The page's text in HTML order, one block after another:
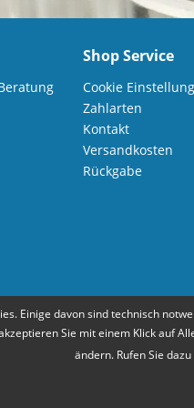
Shop Service
Cookie
Zahlarten
Kontakt
Versandkosten
Rückgabe
Einige davon sind technisch
Sie mit einem Klick auf
ändern. Rufen Sie